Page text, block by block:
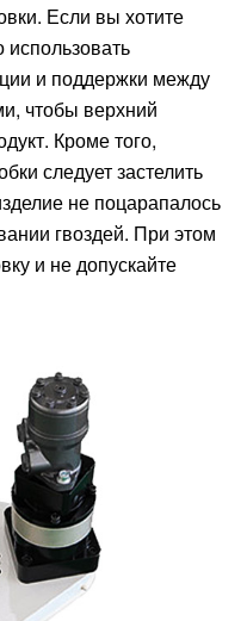
Если вы хотите
и поддержки между
чтобы верхний
Кроме того,
следует застелить
не поцарапалось
гвоздей. При этом
и не допускайте